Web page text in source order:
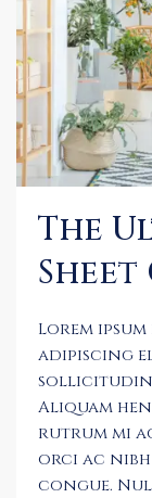
The
Sheet
Lorem
adipiscing
sollicitudin.
Aliquam
rutrum mi
orci ac nibh
congue.